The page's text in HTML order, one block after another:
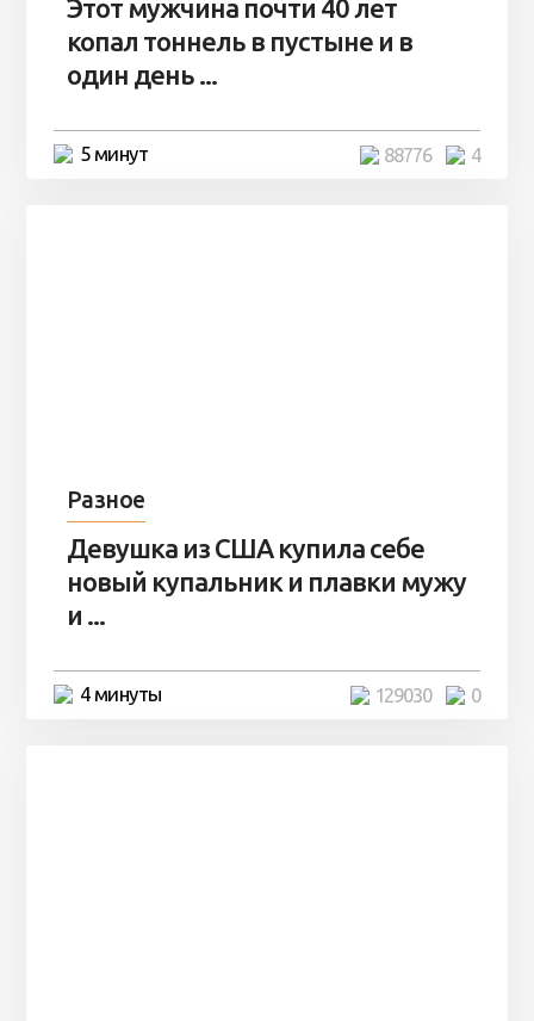
Этот мужчина почти 40 лет
копал тоннель в пустыне и в
один день ...
5 минут 4
88776
Разное
Девушка из США купила себе
новый купальник и плавки мужу
и ...
4 минуты 0
129030